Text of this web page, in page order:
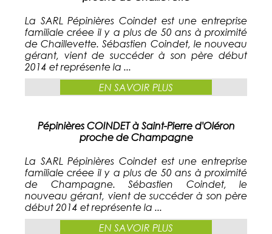
La SARL Pépinières Coindet est une entreprise
familiale créee il y a plus de 50 ans à proximité
de Chaillevette. Sébastien Coindet, le nouveau
gérant, vient de succéder à son père début
2014 et représente la ...
EN SAVOIR PLUS
Pépinières COINDET à Saint-Pierre d'Oléron
proche de Champagne
La SARL Pépinières Coindet est une entreprise
familiale créee il y a plus de 50 ans à proximité
de Champagne. Sébastien Coindet, le
nouveau gérant, vient de succéder à son père
début 2014 et représente la ...
EN SAVOIR PLUS